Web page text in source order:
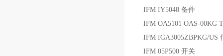
IFM IY5048 备件
IFM OA5101 OAS-00KG
IFM IGA3005ZBPKG/US
IFM 05P500 开关